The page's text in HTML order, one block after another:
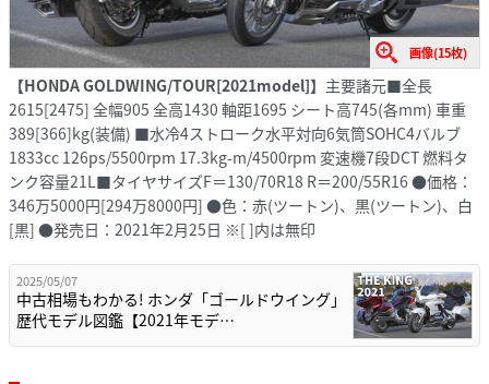
画像(15枚)
【HONDA GOLDWING/TOUR[2021model]】 主要諸元■全長
2615[2475] 全幅905 全高1430 軸距1695 シート高745(各mm) 車重
389[366]kg(装備) ■水冷4ストローク水平対向6気筒SOHC4バルブ
1833cc 126ps/5500rpm 17.3kg-m/4500rpm 変速機7段DCT 燃料タ
ンク容量21L■タイヤサイズF＝130/70R18 R＝200/55R16 ●価格：
346万5000円[294万8000円] ●色：赤(ツートン)、黒(ツートン)、白
[黒] ●発売日：2021年2月25日 ※[ ]内は無印
2025/05/07
中古相場もわかる! ホンダ「ゴールドウイング」
歴代モデル図鑑【2021年モデ…